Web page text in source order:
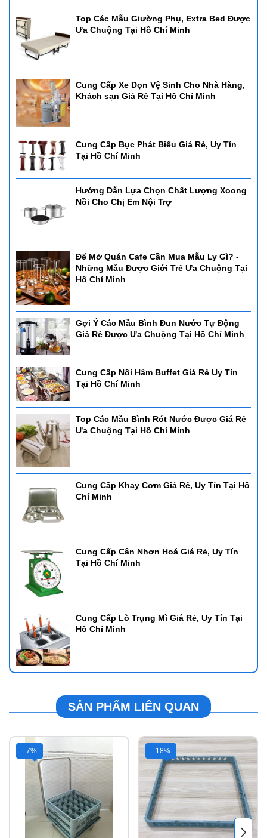
Top Các Mẫu Giường Phụ, Extra Bed Được
Ưa Chuộng Tại Hồ Chí Minh
Cung Cấp Xe Dọn Vệ Sinh Cho Nhà Hàng,
Khách sạn Giá Rẻ Tại Hồ Chí Minh
Cung Cấp Bục Phát Biểu Giá Rẻ, Uy Tín
Tại Hồ Chí Minh
Hướng Dẫn Lựa Chọn Chất Lượng Xoong
Nồi Cho Chị Em Nội Trợ
Để Mở Quán Cafe Cần Mua Mẫu Ly Gì? -
Những Mẫu Được Giới Trẻ Ưa Chuộng Tại
Hồ Chí Minh
Gợi Ý Các Mẫu Bình Đun Nước Tự Động
Giá Rẻ Được Ưa Chuộng Tại Hồ Chí Minh
Cung Cấp Nồi Hâm Buffet Giá Rẻ Uy Tín
Tại Hồ Chí Minh
Top Các Mẫu Bình Rót Nước Được Giá Rẻ
Ưa Chuộng Tại Hồ Chí Minh
Cung Cấp Khay Cơm Giá Rẻ, Uy Tín Tại Hồ
Chí Minh
Cung Cấp Cân Nhơn Hoá Giá Rẻ, Uy Tín
Tại Hồ Chí Minh
Cung Cấp Lò Trụng Mì Giá Rẻ, Uy Tín Tại
Hồ Chí Minh
SẢN PHẨM LIÊN QUAN
- 7% - 18%